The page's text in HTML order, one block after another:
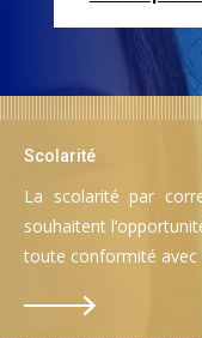
Scolarité
La scolarité par
souhaitent
toute conformité avec